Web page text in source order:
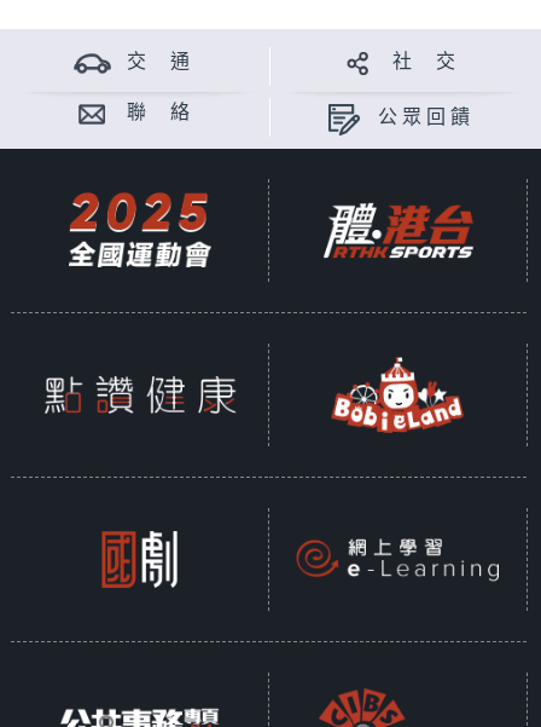
交 通 社 交
聯 絡 公眾回饋